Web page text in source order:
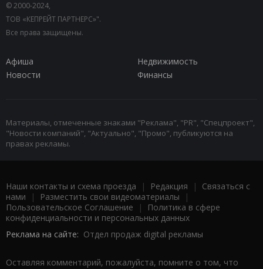
© 2000-2024,
ТОВ «КЕПРЕЙТ ПАРТНЕРС»".
Все права защищены.
Афиша
Недвижимость
Новости
Финансы
Материалы, отмеченные знаками "Реклама", "PR", "Спецпроект",
"Новости компаний", "Актуально", "Промо", публикуются на
правах рекламы.
Наши контакты и схема проезда | Редакция | Связаться с
нами | Разместить свои видеоматериалы |
Пользовательское Соглашение |
Политика в сфере
конфиденциальности и персональных данных
Реклама на сайте: Отдел продаж digital рекламы
Оставляя комментарий, пожалуйста, помните о том, что